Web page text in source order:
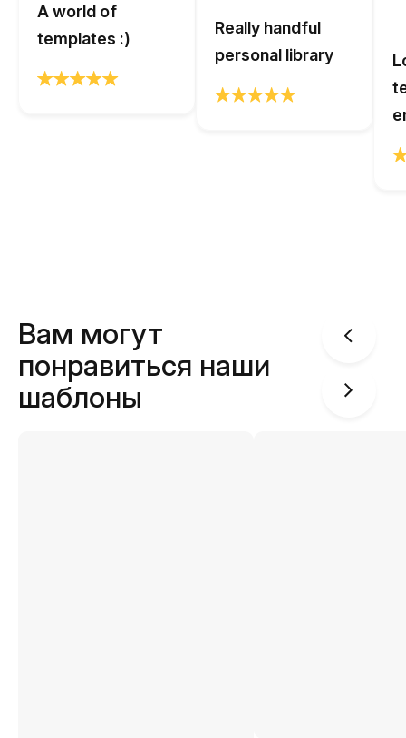
A world of
templates :)
Really handful
personal library
Вам могут
понравиться наши
шаблоны